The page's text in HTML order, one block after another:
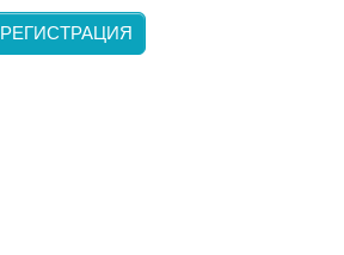
РЕГИСТРАЦИЯ